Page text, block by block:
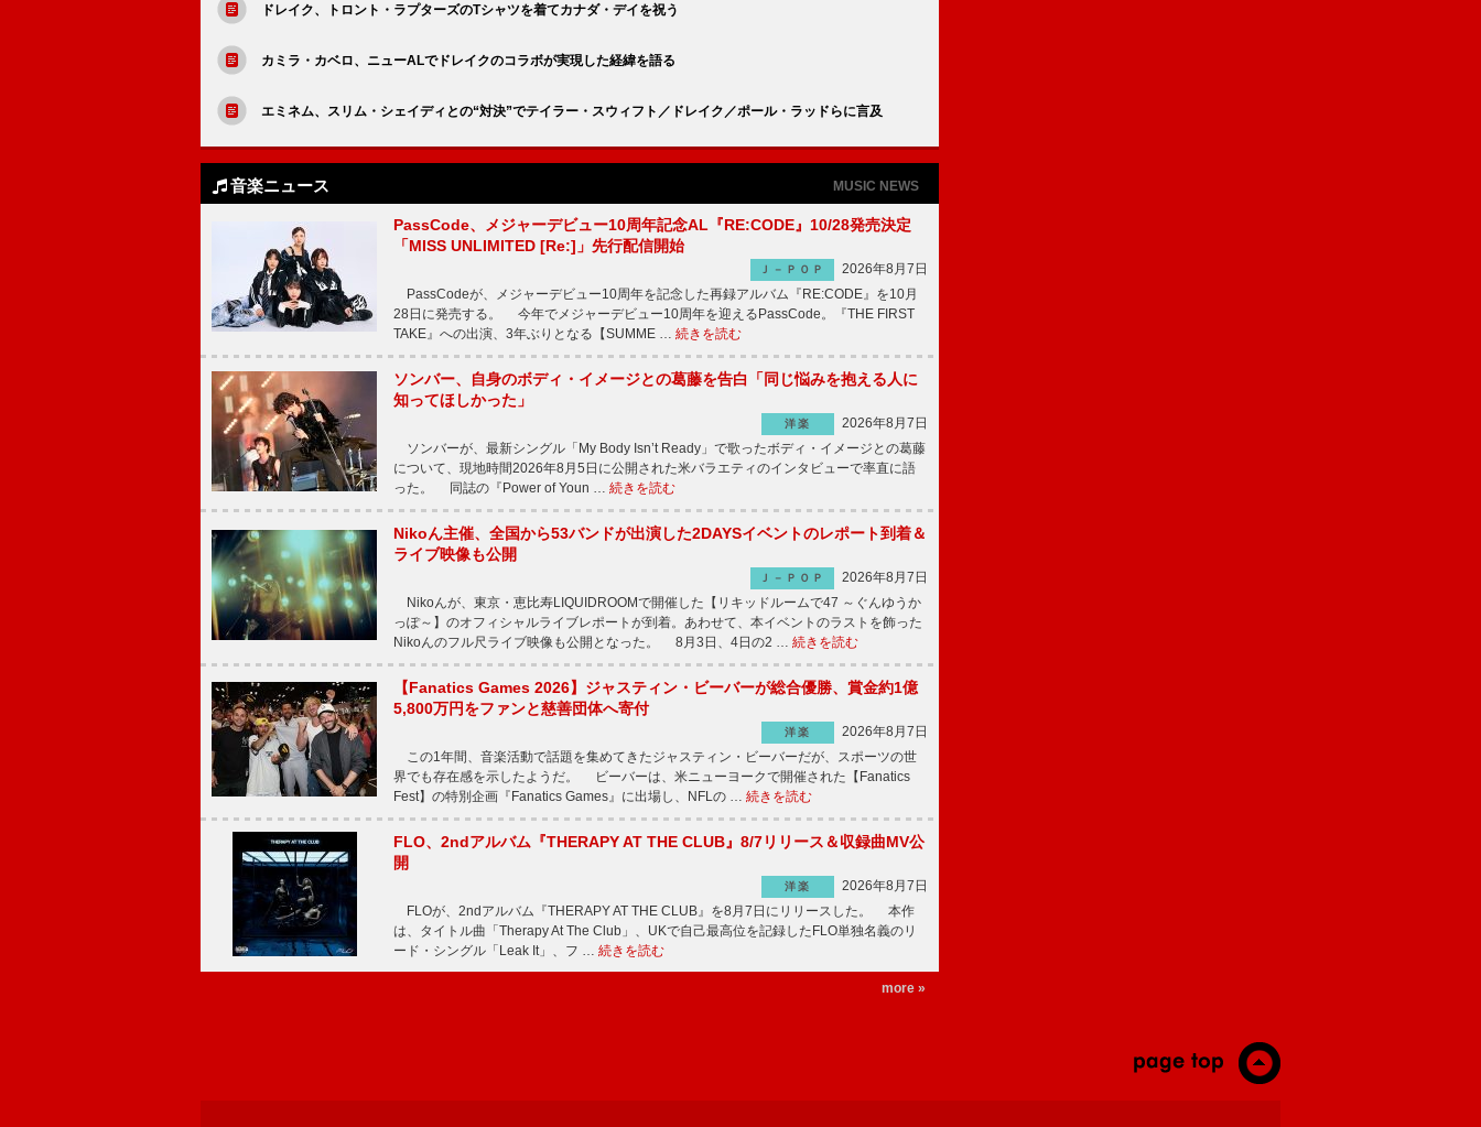
ドレイク、トロント・ラプターズのTシャツを着てカナダ・デイを祝う
カミラ・カベロ、ニューALでドレイクのコラボが実現した経緯を語る
エミネム、スリム・シェイディとの“対決”でテイラー・スウィフト／ドレイク／ポール・ラッドらに言及
音楽ニュース MUSIC NEWS
PassCode、メジャーデビュー10周年記念AL『RE:CODE』10/28発売決定
「MISS UNLIMITED [Re:]」先行配信開始
Ｊ－ＰＯＰ
2026年8月7日
PassCodeが、メジャーデビュー10周年を記念した再録アルバム『RE:CODE』を10月
28日に発売する。 今年でメジャーデビュー10周年を迎えるPassCode。『THE FIRST
TAKE』への出演、3年ぶりとなる【SUMME … 続きを読む
ソンバー、自身のボディ・イメージとの葛藤を告白「同じ悩みを抱える人に
知ってほしかった」
洋楽
2026年8月7日
ソンバーが、最新シングル「My Body Isn’t Ready」で歌ったボディ・イメージとの葛藤
について、現地時間2026年8月5日に公開された米バラエティのインタビューで率直に語
った。 同誌の『Power of Youn … 続きを読む
Nikoん主催、全国から53バンドが出演した2DAYSイベントのレポート到着＆
ライブ映像も公開
Ｊ－ＰＯＰ
2026年8月7日
Nikoんが、東京・恵比寿LIQUIDROOMで開催した【リキッドルームで47 ～ぐんゆうか
っぽ～】のオフィシャルライブレポートが到着。あわせて、本イベントのラストを飾った
Nikoんのフル尺ライブ映像も公開となった。 8月3日、4日の2 … 続きを読む
【Fanatics Games 2026】ジャスティン・ビーバーが総合優勝、賞金約1億
5,800万円をファンと慈善団体へ寄付
洋楽
2026年8月7日
この1年間、音楽活動で話題を集めてきたジャスティン・ビーバーだが、スポーツの世
界でも存在感を示したようだ。 ビーバーは、米ニューヨークで開催された【Fanatics
Fest】の特別企画『Fanatics Games』に出場し、NFLの … 続きを読む
FLO、2ndアルバム『THERAPY AT THE CLUB』8/7リリース＆収録曲MV公
開
洋楽
2026年8月7日
FLOが、2ndアルバム『THERAPY AT THE CLUB』を8月7日にリリースした。 本作
は、タイトル曲「Therapy At The Club」、UKで自己最高位を記録したFLO単独名義のリ
ード・シングル「Leak It」、フ … 続きを読む
more »